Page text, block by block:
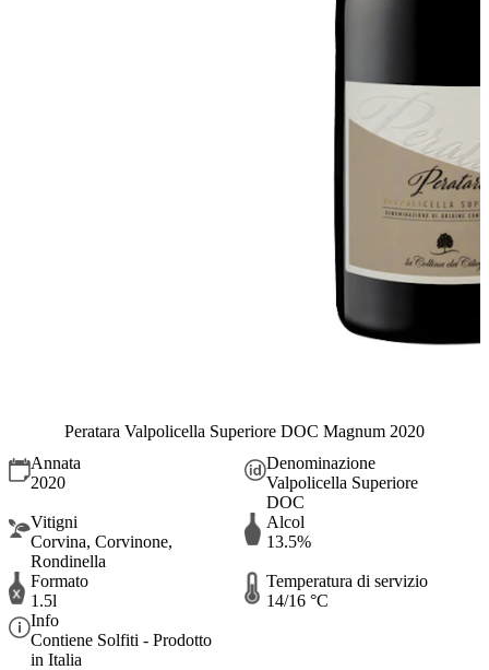
Peratara Valpolicella Superiore DOC Magnum 2020
Annata
2020
Denominazione
Valpolicella Superiore
DOC
Vitigni
Corvina, Corvinone,
Rondinella
Alcol
13.5%
Formato
1.5l
Temperatura di servizio
14/16 °C
Info
Contiene Solfiti - Prodotto
in Italia